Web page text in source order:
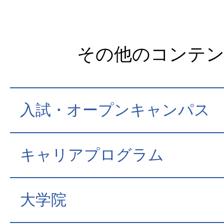
その他のコンテ
入試・オープンキャンパス
キャリアプログラム
大学院